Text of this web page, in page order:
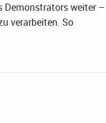
Demonstrators weiter –
verarbeiten. So